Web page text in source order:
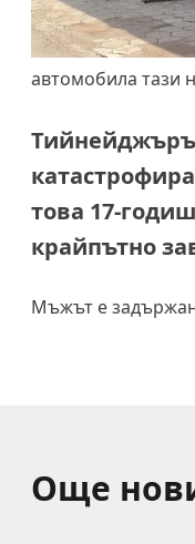
автомобила тази
това 17-
крайпътно
Мъжът е задържан
Още